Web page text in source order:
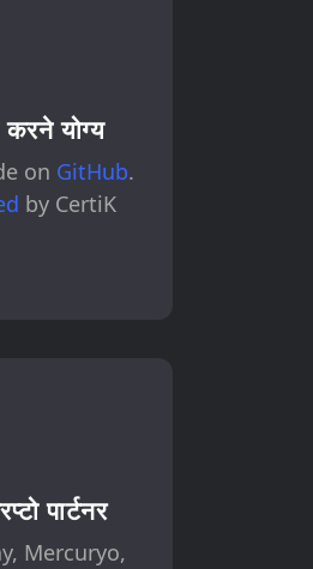
योग्य
on GitHub.
by CertiK
पार्टनर
Mercuryo,